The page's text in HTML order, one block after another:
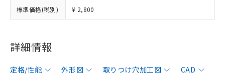
標準価格(税別) ¥ 2,800
詳細情報
定格/性能 外形図 取りつけ穴加工図
CAD